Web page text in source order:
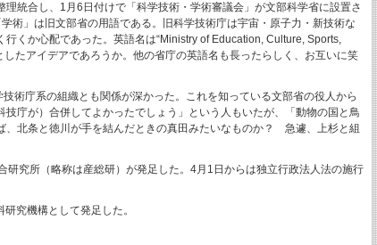
統合し、1月6日付けで「科学技術・学術審議会」が文部科学省に設置さ
術」は旧文部省の用語である。旧科学技術庁は宇宙・原子力・新技術な
くか心配であった。英語名は“Ministry of Education, Culture, Sports,
たアイデアであろうか。他の省庁の英語名も長ったらしく、お互いに笑
術庁系の組織とも関係が深かった。これを知っている文部省の役人から
庁が）合併してよかったでしょう」という人もいたが、「動物の国と鳥
北条と徳川が手を結んだときの真田みたいなものか？ 急遽、上杉と組
究所（略称は産総研）が発足した。4月1日からは独立行政法人法の施行
究機構として発足した。